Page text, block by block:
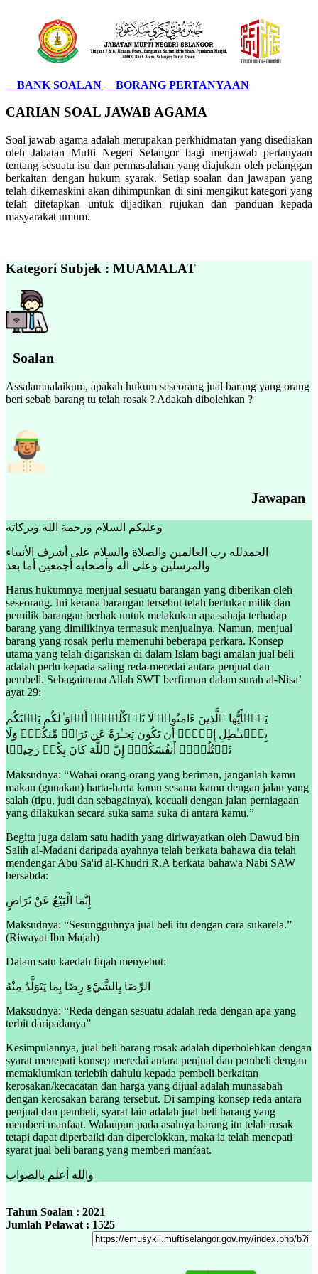
BANK SOALAN BORANG PERTANYAAN
CARIAN SOAL JAWAB AGAMA
Soal jawab agama adalah merupakan perkhidmatan yang disediakan
oleh Jabatan Mufti Negeri Selangor bagi menjawab pertanyaan
tentang sesuatu isu dan permasalahan yang diajukan oleh pelanggan
berkaitan dengan hukum syarak. Setiap soalan dan jawapan yang
telah dikemaskini akan dihimpunkan di sini mengikut kategori yang
telah ditetapkan untuk dijadikan rujukan dan panduan kepada
masyarakat umum.
Kategori Subjek : MUAMALAT
Soalan
Assalamualaikum, apakah hukum seseorang jual barang yang orang
beri sebab barang tu telah rosak ? Adakah dibolehkan ?
Jawapan
وعليكم السلام ورحمة الله وبركاته
الحمدلله رب العالمين والصلاة والسلام على أشرف الأنبياء
والمرسلين وعلى اله وأصحابه أجمعين أما بعد
Harus hukumnya menjual sesuatu barangan yang diberikan oleh
seseorang. Ini kerana barangan tersebut telah bertukar milik dan
pemilik barangan berhak untuk melakukan apa sahaja terhadap
barang yang dimilikinya termasuk menjualnya. Namun, menjual
barang yang rosak perlu memenuhi beberapa perkara. Konsep
utama yang telah digariskan di dalam Islam bagi amalan jual beli
adalah perlu kepada saling reda-meredai antara penjual dan
pembeli. Sebagaimana Allah SWT berfirman dalam surah al-Nisa’
ayat 29:
یَـٰۤأَیُّهَا ٱلَّذِینَ ءَامَنُوا۟ لَا تَأۡكُلُوۤا۟ أَمۡوَ ٰ⁠لَكُم بَیۡنَكُم
بِٱلۡبَـٰطِلِ إِلَّاۤ أَن تَكُونَ تِجَـٰرَةً عَن تَرَاضࣲ مِّنكُمۡۚ وَلَا
تَقۡتُلُوۤا۟ أَنفُسَكُمۡۚ إِنَّ ٱللَّهَ كَانَ بِكُمۡ رَحِیمࣰا
Maksudnya: “Wahai orang-orang yang beriman, janganlah kamu
makan (gunakan) harta-harta kamu sesama kamu dengan jalan yang
salah (tipu, judi dan sebagainya), kecuali dengan jalan perniagaan
yang dilakukan secara suka sama suka di antara kamu.”
Begitu juga dalam satu hadith yang diriwayatkan oleh Dawud bin
Salih al-Madani daripada ayahnya telah berkata bahawa dia telah
mendengar Abu Sa'id al-Khudri R.A berkata bahawa Nabi SAW
bersabda:
إِنَّمَا الْبَيْعُ عَنْ تَرَاضٍ
Maksudnya: “Sesungguhnya jual beli itu dengan cara sukarela.”
(Riwayat Ibn Majah)
Dalam satu kaedah fiqah menyebut:
الرِّضَا بِالشَّيْءِ رِضًا بِمَا يَتَوَلَّدُ مِنْهُ
Maksudnya: “Reda dengan sesuatu adalah reda dengan apa yang
terbit daripadanya”
Kesimpulannya, jual beli barang rosak adalah diperbolehkan dengan
syarat menepati konsep meredai antara penjual dan pembeli dengan
memaklumkan terlebih dahulu kepada pembeli berkaitan
kerosakan/kecacatan dan harga yang dijual adalah munasabah
dengan kerosakan barang tersebut. Di samping konsep reda antara
penjual dan pembeli, syarat lain adalah jual beli barang yang
memberi manfaat. Walaupun pada asalnya barang itu telah rosak
tetapi dapat diperbaiki dan diperelokkan, maka ia telah menepati
syarat jual beli barang yang memberi manfaat.
والله أعلم بالصواب
Tahun Soalan : 2021
Jumlah Pelawat : 1525